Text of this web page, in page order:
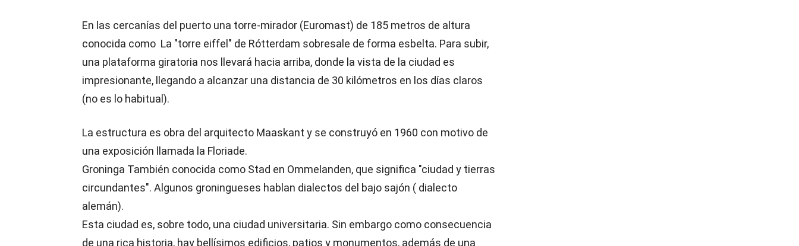
En las cercanías del puerto una torre-mirador (Euromast) de 185 metros de altura
conocida como La "torre eiffel" de Rótterdam sobresale de forma esbelta. Para subir,
una plataforma giratoria nos llevará hacia arriba, donde la vista de la ciudad es
impresionante, llegando a alcanzar una distancia de 30 kilómetros en los días claros
(no es lo habitual).
La estructura es obra del arquitecto Maaskant y se construyó en 1960 con motivo de
una exposición llamada la Floriade.
Groninga También conocida como Stad en Ommelanden, que significa "ciudad y tierras
circundantes". Algunos groningueses hablan dialectos del bajo sajón ( dialecto
alemán).
Esta ciudad es, sobre todo, una ciudad universitaria. Sin embargo como consecuencia
de una rica historia, hay bellísimos edificios, patios y monumentos, además de una